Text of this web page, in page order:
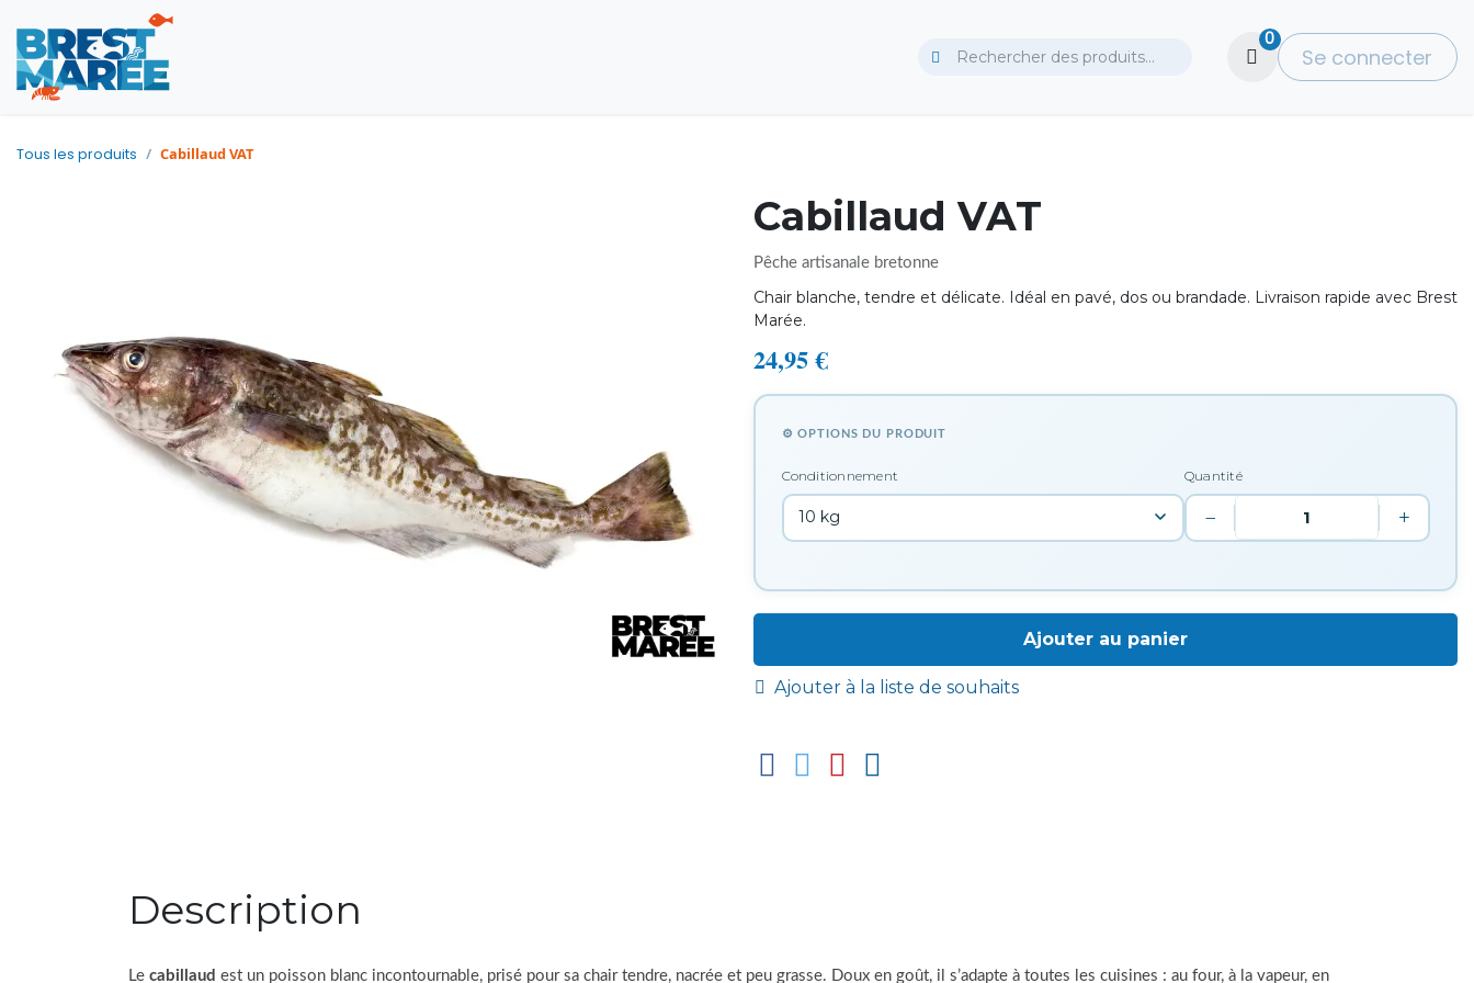
0
Se connecter
Tous les produits Cabillaud VAT
Cabillaud VAT
Pêche artisanale bretonne
Chair blanche, tendre et délicate. Idéal en pavé, dos ou brandade. Livraison rapide avec Brest
Marée.
24,95€
⚙ OPTIONS DU PRODUIT
Conditionnement Quantité
− +
Ajouter au panier
Ajouter à la liste de souhaits
Description
Le cabillaud est un poisson blanc incontournable, prisé pour sa chair tendre, nacrée et peu grasse. Doux en goût, il s’adapte à toutes les cuisines : au four, à la vapeur, en